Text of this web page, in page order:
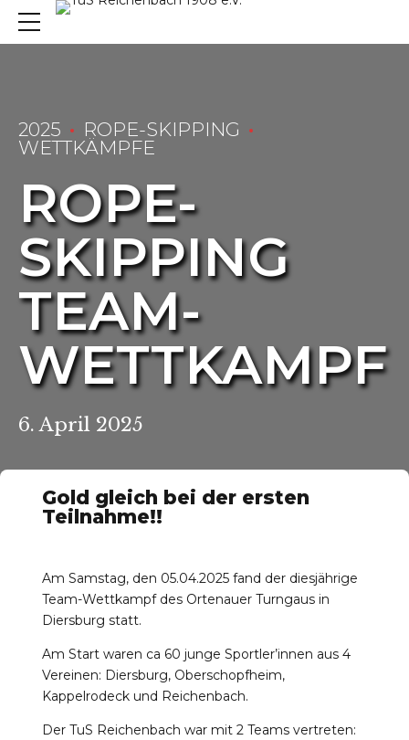
2025
ROPE-SKIPPING
WETTKÄMPFE
ROPE-
SKIPPING
TEAM-
WETTKAMPF
6. April 2025
Gold gleich bei der ersten
Teilnahme!!
Am Samstag, den 05.04.2025 fand der diesjährige
Team-Wettkampf des Ortenauer Turngaus in
Diersburg statt.
Am Start waren ca 60 junge Sportler’innen aus 4
Vereinen: Diersburg, Oberschopfheim,
Kappelrodeck und Reichenbach.
Der TuS Reichenbach war mit 2 Teams vertreten: